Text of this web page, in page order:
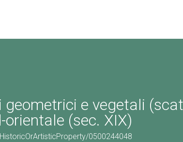
e vegetali
(sec. XIX)
0500244048